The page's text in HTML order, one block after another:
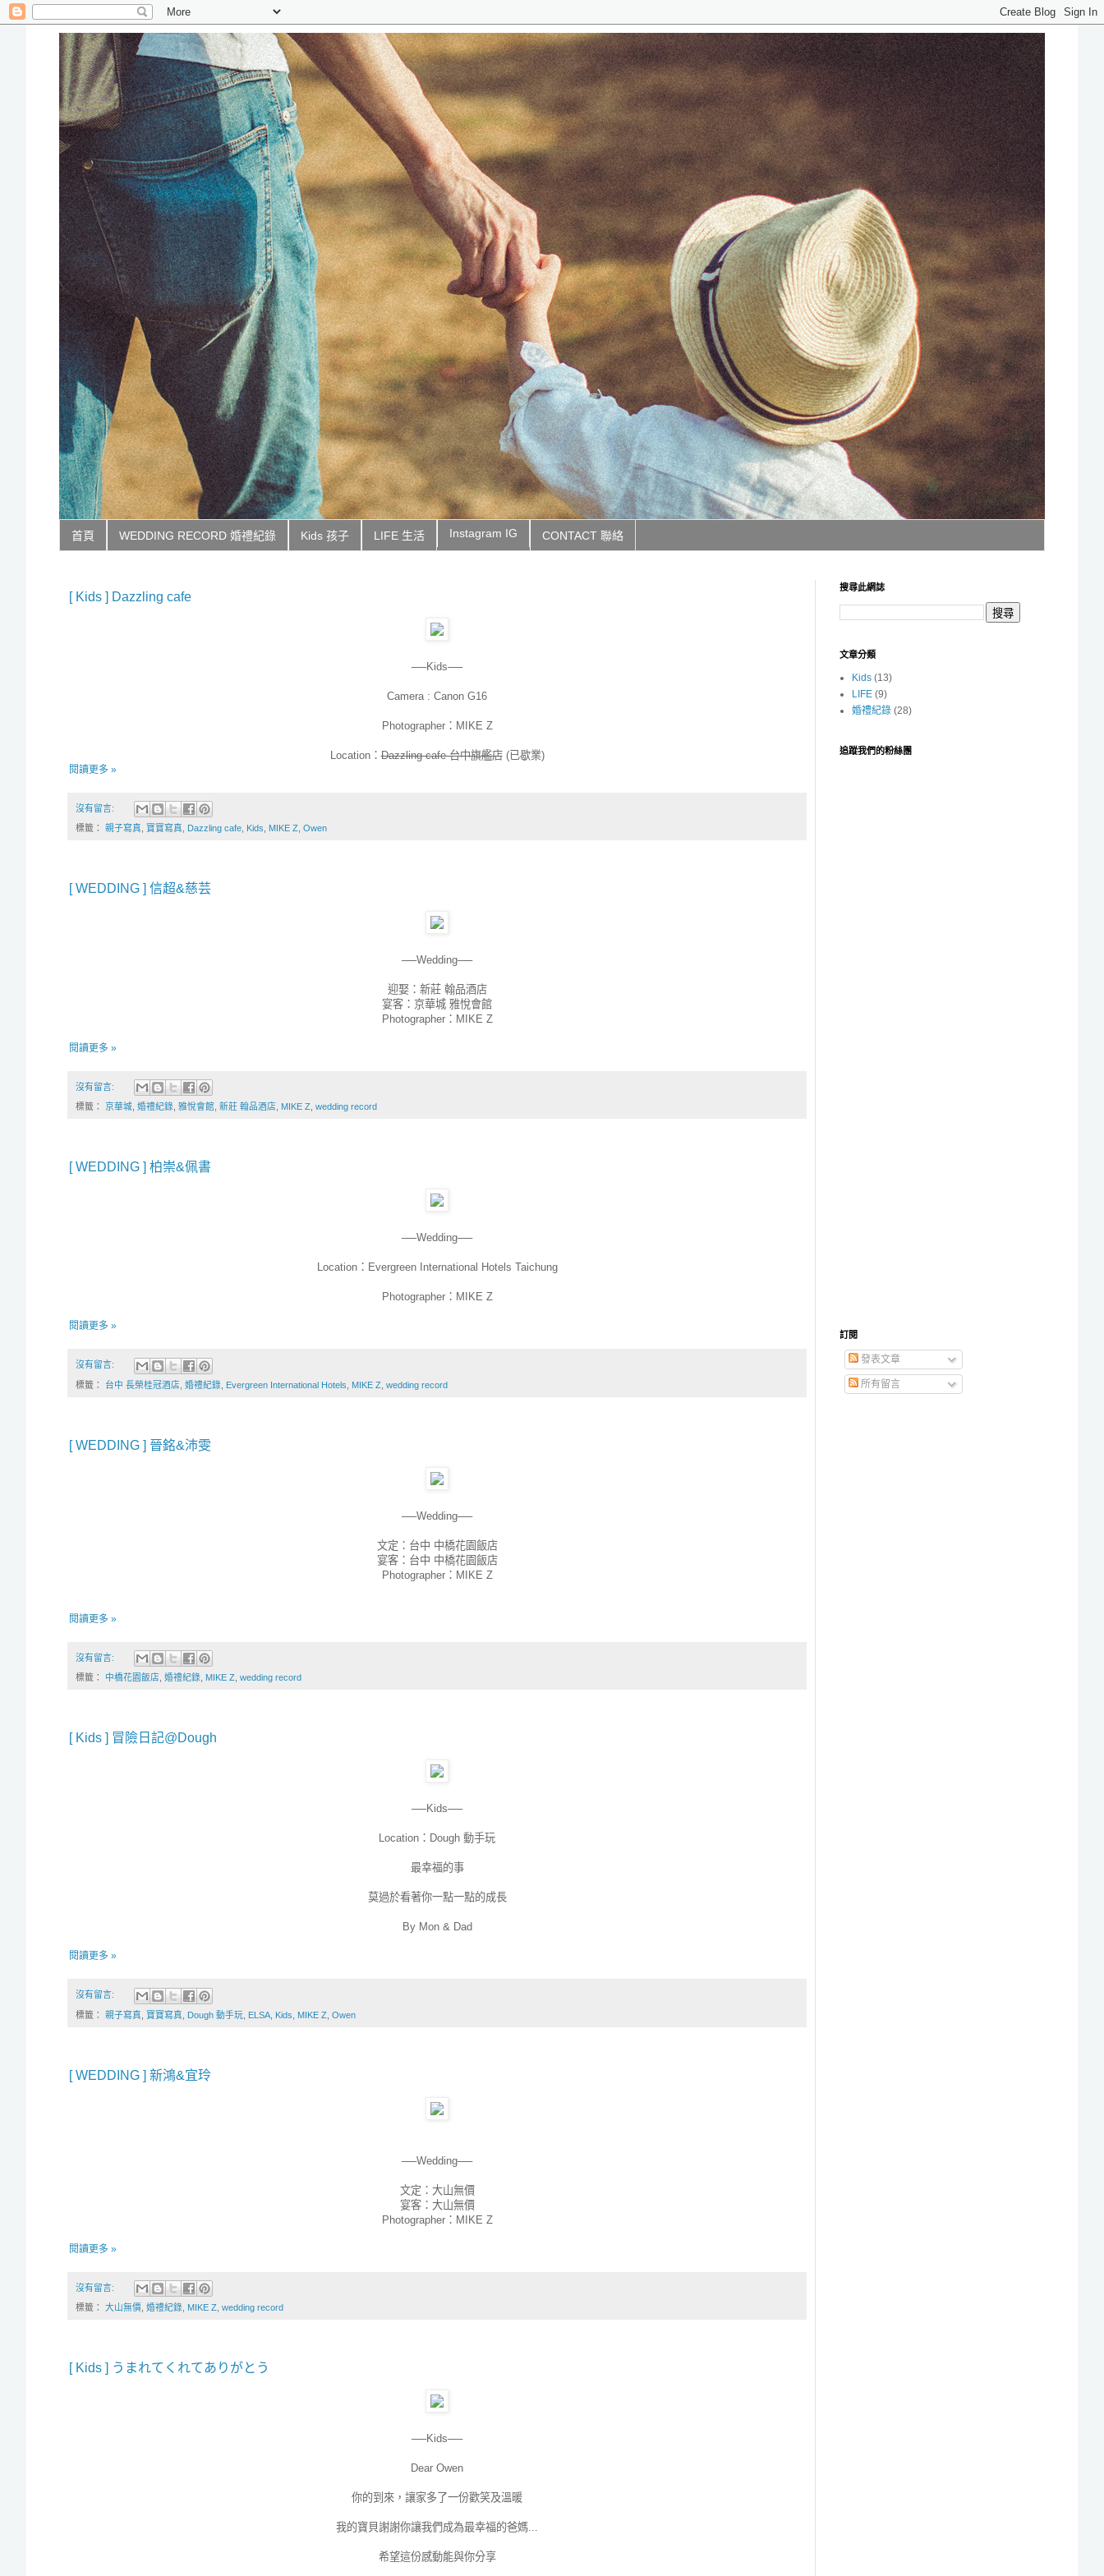
首頁 WEDDING RECORD 婚禮紀錄 Kids 孩子 LIFE 生活 Instagram IG CONTACT 聯絡
[ Kids ] Dazzling cafe
──Kids──
Camera : Canon G16
Photographer：MIKE Z
Location：Dazzling cafe 台中旗艦店(已歇業)
閱讀更多 »
沒有留言:
標籤： 親子寫真 寶寶寫真 Dazzling cafe Kids MIKE Z Owen
[ WEDDING ] 信超&慈芸
──Wedding──
迎娶：新莊 翰品酒店
宴客：京華城 雅悅會館
Photographer：MIKE Z
閱讀更多 »
沒有留言:
標籤： 京華城 婚禮紀錄 雅悅會館 新莊 翰品酒店 MIKE Z wedding record
[ WEDDING ] 柏崇&佩書
──Wedding──
Location：Evergreen International Hotels Taichung
Photographer：MIKE Z
閱讀更多 »
沒有留言:
標籤： 台中 長榮桂冠酒店 婚禮紀錄 Evergreen International Hotels MIKE Z wedding record
[ WEDDING ] 晉銘&沛雯
──Wedding──
文定：台中 中橋花園飯店
宴客：台中 中橋花園飯店
Photographer：MIKE Z
閱讀更多 »
沒有留言:
標籤： 中橋花園飯店 婚禮紀錄 MIKE Z wedding record
[ Kids ] 冒險日記@Dough
──Kids──
Location：Dough 動手玩
最幸福的事
莫過於看著你一點一點的成長
By Mon & Dad
閱讀更多 »
沒有留言:
標籤： 親子寫真 寶寶寫真 Dough 動手玩 ELSA Kids MIKE Z Owen
[ WEDDING ] 新鴻&宜玲
──Wedding──
文定：大山無價
宴客：大山無價
Photographer：MIKE Z
閱讀更多 »
沒有留言:
標籤： 大山無價 婚禮紀錄 MIKE Z wedding record
[ Kids ] うまれてくれてありがとう
──Kids──
Dear Owen
你的到來，讓家多了一份歡笑及溫暖
我的寶貝謝謝你讓我們成為最幸福的爸媽...
希望這份感動能與你分享
搜尋此網誌
文章分類
Kids (13)
LIFE (9)
婚禮紀錄 (28)
追蹤我們的粉絲團
訂閱
發表文章
所有留言